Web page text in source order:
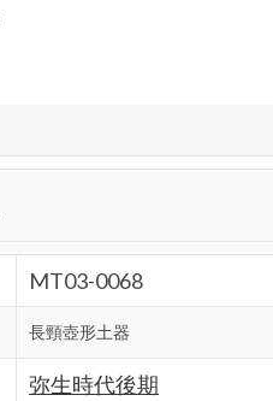
MT03-0068
長頸壺形土器
弥生時代後期